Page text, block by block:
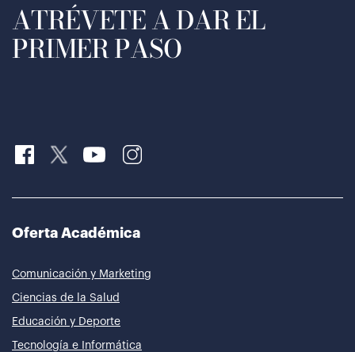
ATRÉVETE A DAR EL
PRIMER PASO
Oferta Académica
Comunicación y Marketing
Ciencias de la Salud
Educación y Deporte
Tecnología e Informática